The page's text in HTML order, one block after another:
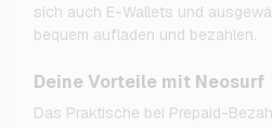
sich auch E-Wallets und
bequem aufladen und bezahlen.
Deine Vorteile mit Neosurf
Das Praktische bei Prepaid-